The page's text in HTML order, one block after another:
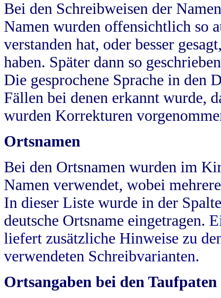
Bei den Schreibweisen der
Namen wurden offensichtlich so
verstanden hat, oder besser
haben. Später dann so
Die gesprochene Sprache in
Fällen bei denen erkannt wurde,
wurden Korrekturen
Ortsnamen
Bei den Ortsnamen wurden im
Namen verwendet, wobei
In dieser Liste wurde in der
deutsche Ortsname eingetragen.
liefert zusätzliche Hinweise zu
verwendeten Schreibvarianten.
Ortsangaben bei den Taufpaten